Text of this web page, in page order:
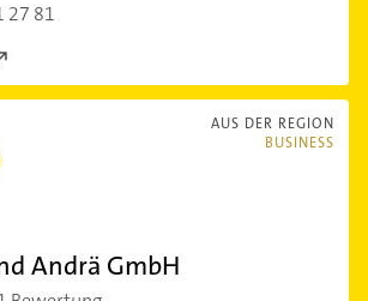
27 81
AUS DER REGION
BUSINESS
Andrä GmbH